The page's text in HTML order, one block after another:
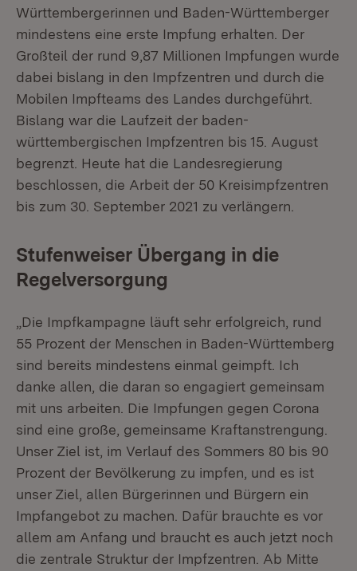
Württembergerinnen und Baden-Württemberger
mindestens eine erste Impfung erhalten. Der
Großteil der rund 9,87 Millionen Impfungen wurde
dabei bislang in den Impfzentren und durch die
Mobilen Impfteams des Landes durchgeführt.
Bislang war die Laufzeit der baden-
württembergischen Impfzentren bis 15. August
begrenzt. Heute hat die Landesregierung
beschlossen, die Arbeit der 50 Kreisimpfzentren
bis zum 30. September 2021 zu verlängern.
Stufenweiser Übergang in die
Regelversorgung
„Die Impfkampagne läuft sehr erfolgreich, rund
55 Prozent der Menschen in Baden-Württemberg
sind bereits mindestens einmal geimpft. Ich
danke allen, die daran so engagiert gemeinsam
mit uns arbeiten. Die Impfungen gegen Corona
sind eine große, gemeinsame Kraftanstrengung.
Unser Ziel ist, im Verlauf des Sommers 80 bis 90
Prozent der Bevölkerung zu impfen, und es ist
unser Ziel, allen Bürgerinnen und Bürgern ein
Impfangebot zu machen. Dafür brauchte es vor
allem am Anfang und braucht es auch jetzt noch
die zentrale Struktur der Impfzentren. Ab Mitte